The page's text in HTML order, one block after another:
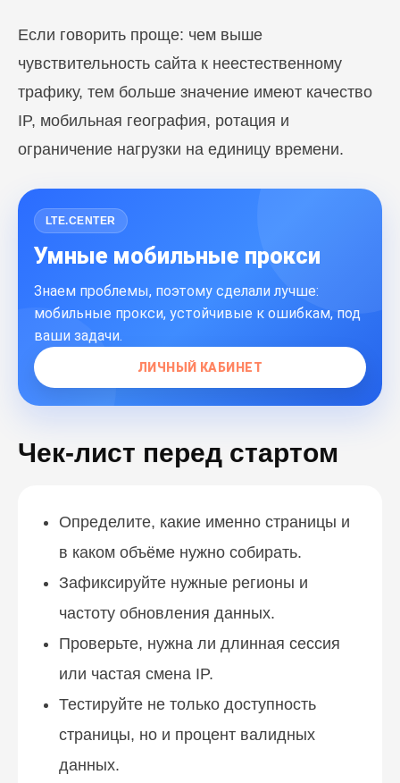
Если говорить проще: чем выше
чувствительность сайта к неестественному
трафику, тем больше значение имеют качество
IP, мобильная география, ротация и
ограничение нагрузки на единицу времени.
LTE.CENTER
Умные мобильные прокси
Знаем проблемы, поэтому сделали лучше:
мобильные прокси, устойчивые к ошибкам, под
ваши задачи.
ЛИЧНЫЙ КАБИНЕТ
Чек-лист перед стартом
Определите, какие именно страницы и
в каком объёме нужно собирать.
Зафиксируйте нужные регионы и
частоту обновления данных.
Проверьте, нужна ли длинная сессия
или частая смена IP.
Тестируйте не только доступность
страницы, но и процент валидных
данных.
Похожие
ПЕРЕЙТИ В БЛОГ
ПЕРЕЙТИ В БЛОГ